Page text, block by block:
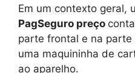
Em um contexto geral,
PagSeguro preço
parte frontal e na
uma maquininha de
ao aparelho.